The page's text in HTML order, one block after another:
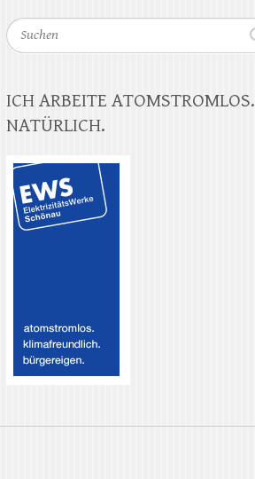
Suchen
ICH ARBEITE ATOMSTROMLOS.
NATÜRLICH.